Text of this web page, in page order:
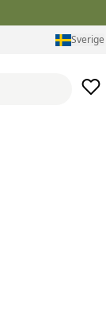
Sverige